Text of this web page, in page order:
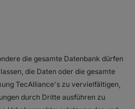
die gesamte Datenbank dürfen
die Daten oder die gesamte
TecAlliance's zu vervielfältigen,
durch Dritte ausführen zu